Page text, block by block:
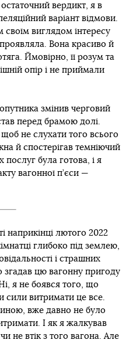
вердикт, я в
варіант відмови.
виглядом інтересу
Вона красиво й
Ймовірно, її розум та
опір і не приймали
змінив черговий
перед брамою долі.
не слухати того всього
й спостерігав темніючий
послуг була готова, і я
вагонної п’єси —
наприкінці лютого 2022
глибоко під землею,
і страшних
згадав цю вагонну пригоду
я не боявся того, що
сили витримати це все.
вже давно не було
І як я жалкував
не втік з того вагона. Але